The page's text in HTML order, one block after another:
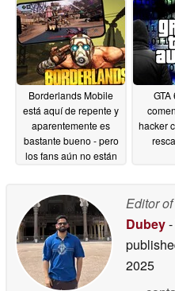
Borderlands Mobile
está aquí de repente y
aparentemente es
bastante bueno - pero
los fans aún no están
GTA
hacker
Editor
Dubey
2025